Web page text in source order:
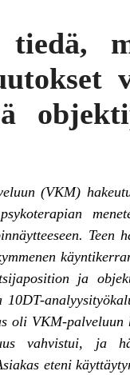
(VKM)
Teen
ja
10DT-
VKM-palveluun
vahvistui, ja
eteni